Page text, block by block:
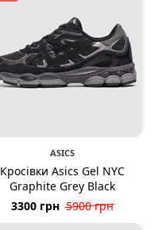
ASICS
Кросівки Asics Gel NYC
Graphite Grey Black
3300 грн 5900 грн